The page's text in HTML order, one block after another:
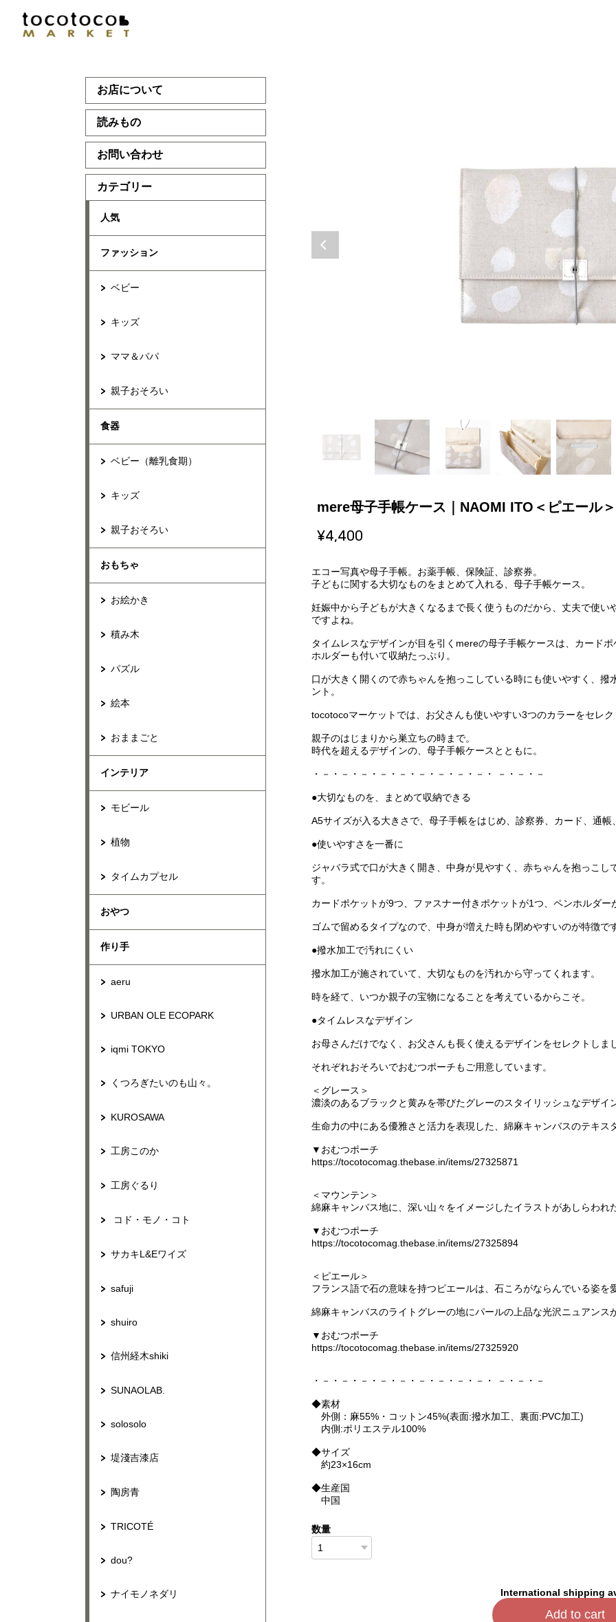
お店について
読みもの
お問い合わせ
カテゴリー
人気
ファッション
ベビー
キッズ
ママ＆パパ
親子おそろい
食器
ベビー（離乳食期）
キッズ
親子おそろい
おもちゃ
お絵かき
積み木
パズル
絵本
おままごと
インテリア
モビール
植物
タイムカプセル
おやつ
作り手
aeru
URBAN OLE ECOPARK
iqmi TOKYO
くつろぎたいのも山々。
KUROSAWA
工房このか
工房ぐるり
コド・モノ・コト
サカキL&Eワイズ
safuji
shuiro
信州経木shiki
SUNAOLAB.
solosolo
堤淺吉漆店
陶房青
TRICOTÉ
dou?
ナイモノネダリ
mere母子手帳ケース｜NAOMI ITO＜ピエール＞
¥4,400
エコー写真や母子手帳。お薬手帳、保険証、診察券。
子どもに関する大切なものをまとめて入れる、母子手帳ケース。
妊娠中から子どもが大きくなるまで長く使うものだから、丈夫で使
ですよね。
タイムレスなデザインが目を引くmereの母子手帳ケースは、カード
ホルダーも付いて収納たっぷり。
口が大きく開くので赤ちゃんを抱っこしている時にも使いやすく、
ント。
tocotocoマーケットでは、お父さんも使いやすい3つのカラーをセレク
親子のはじまりから巣立ちの時まで。
時代を超えるデザインの、母子手帳ケースとともに。
・－・－・－・－・－・－・－・－・－・ －・－・－
●大切なものを、まとめて収納できる
A5サイズが入る大きさで、母子手帳をはじめ、診察券、カード、通帳
●使いやすさを一番に
ジャバラ式で口が大きく開き、中身が見やすく、赤ちゃんを抱っこ
す。
カードポケットが9つ、ファスナー付きポケットが1つ、ペンホルダー
ゴムで留めるタイプなので、中身が増えた時も閉めやすいのが特徴です
●撥水加工で汚れにくい
撥水加工が施されていて、大切なものを汚れから守ってくれます。
時を経て、いつか親子の宝物になることを考えているからこそ。
●タイムレスなデザイン
お母さんだけでなく、お父さんも長く使えるデザインをセレクトしま
それぞれおそろいでおむつポーチもご用意しています。
＜グレース＞
濃淡のあるブラックと黄みを帯びたグレーのスタイリッシュなデザイン
生命力の中にある優雅さと活力を表現した、綿麻キャンバスのテキス
▼おむつポーチ
https://tocotocomag.thebase.in/items/27325871
＜マウンテン＞
綿麻キャンバス地に、深い山々をイメージしたイラストがあしらわれ
▼おむつポーチ
https://tocotocomag.thebase.in/items/27325894
＜ピエール＞
フランス語で石の意味を持つピエールは、石ころがならんでいる姿を
綿麻キャンバスのライトグレーの地にパールの上品な光沢ニュアンス
▼おむつポーチ
https://tocotocomag.thebase.in/items/27325920
・－・－・－・－・－・－・－・－・－・ －・－・－
◆素材
外側：麻55%・コットン45%(表面:撥水加工、裏面:PVC加工)
内側:ポリエステル100%
◆サイズ
約23×16cm
◆生産国
中国
数量
International shipping
Add to cart